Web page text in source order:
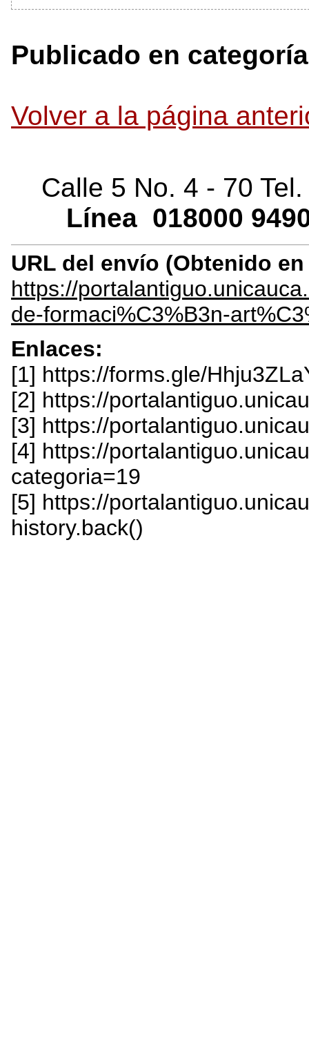
Publicado en
Volver a la página
Calle 5 No. 4 - 70
Línea 018000
URL del envío (Obtenido
https://
de-formaci%C3%B3n-
Enlaces:
[1] https://forms.gle/
[2] https://
[3] https://
[4] https://
categoria=19
[5] https://
history.back()